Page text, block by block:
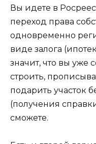
Вы идете в
переход права
одновременно
виде залога
значит, что вы уже
строить,
подарить участок
(получения
сможете.